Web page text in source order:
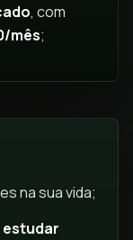
, com
mês;
na sua vida;
estudar